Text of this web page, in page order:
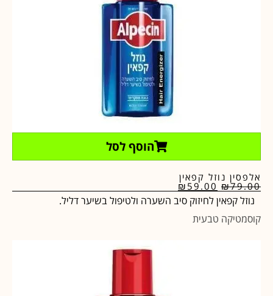
הוסף לסל
אלפסין נוזל קפאין
₪79.00
₪ 59.00
נוזל קפאין לחיזוק סיב השערה ולטיפול בשיער דליל.
קוסמטיקה טבעית